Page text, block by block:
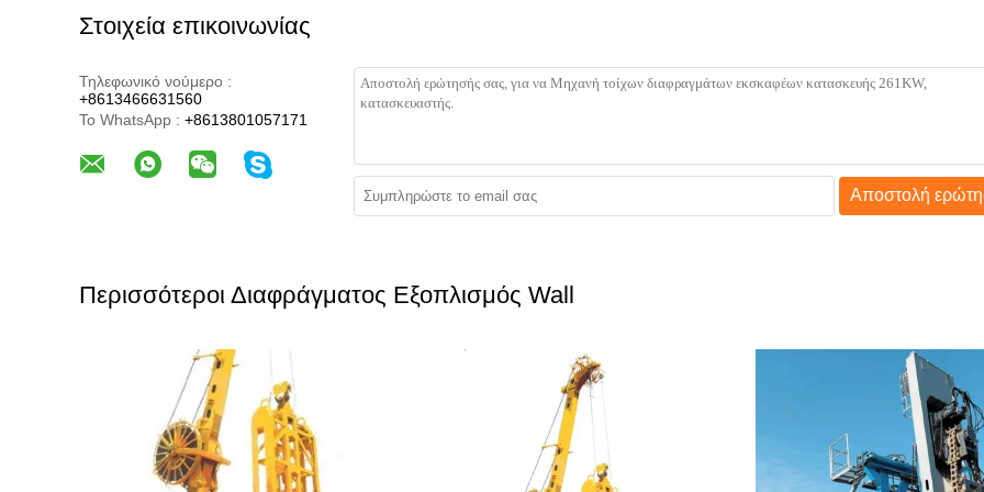
Στοιχεία επικοινωνίας
Τηλεφωνικό νούμερο :
+8613466631560
Το WhatsApp : +8613801057171
Αποστολή
Περισσότεροι Διαφράγματος Εξοπλισμός Wall